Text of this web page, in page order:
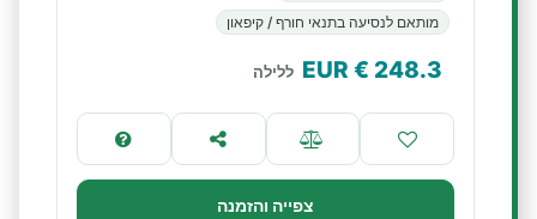
מותאם לנסיעה בתנאי חורף / קיפאון
248.3
€ EUR ללילה
צפייה והזמנה